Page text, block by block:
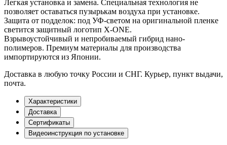
Легкая установка и замена. Специальная технология не
позволяет оставаться пузырькам воздуха при установке.
Защита от подделок: под УФ-светом на оригинальной пленке
светится защитный логотип X-ONE.
Взрывоустойчивый и непробиваемый гибрид нано-
полимеров. Премиум материалы для производства
импортируются из Японии.
Доставка в любую точку России и СНГ. Курьер, пункт выдачи,
почта.
Характеристики
Доставка
Сертификаты
Видеоинструкция по установке